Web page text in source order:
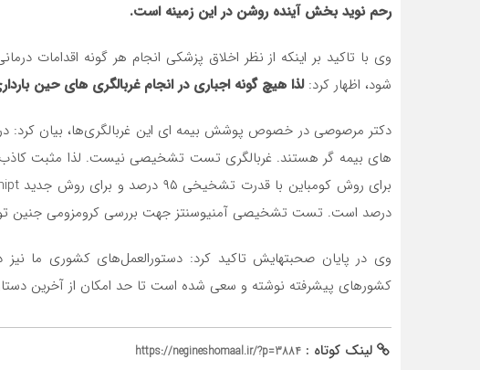
رحم نوید بخش آینده روشن در این زمینه است.
وی با تاکید بر اینکه از نظر اخلاق پزشکی انجام هر گونه اقدامات
شود، اظهار کرد:لذا هیچ گونه اجباری در انجام غربالگری های حین
دکتر مرصوصی در خصوص پوشش بیمه ای این غربالگری‌ها، بیان کرد:
درصد است. تست تشخیصی آمنیوسنتز جهت بررسی کرومزومی جنین
وی در پایان صحبتهایش تاکید کرد: دستورالعمل‌های کشوری ما
کشورهای پیشرفته نوشته و سعی شده است تا حد امکان از آخرین
لینک کوتاه : https://negineshomaal.ir/?p=3884